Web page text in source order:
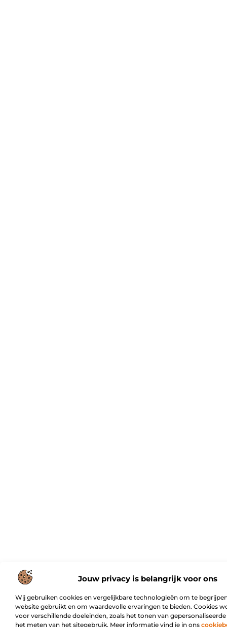
Jouw privacy is belangrijk voor ons
Wij gebruiken cookies en vergelijkbare technologieën om te
website gebruikt en om waardevolle ervaringen te bieden. Cookies
voor verschillende doeleinden, zoals het tonen van
het meten van het sitegebruik. Meer informatie vind je in ons